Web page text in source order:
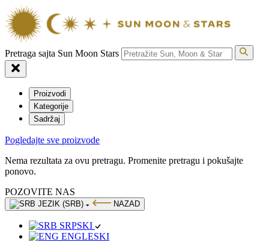
Pretraga sajta Sun Moon Stars
Proizvodi
Kategorije
Sadržaj
Pogledajte sve proizvode
Nema rezultata za ovu pretragu. Promenite pretragu i pokušajte
ponovo.
POZOVITE NAS
JEZIK (SRB) NAZAD
SRPSKI
ENGLESKI